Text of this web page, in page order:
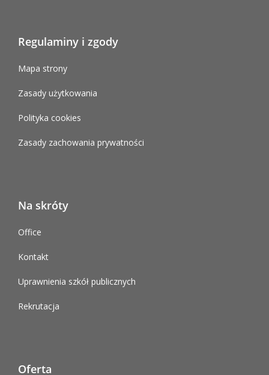
Regulaminy i zgody
Mapa strony
Zasady użytkowania
Polityka cookies
Zasady zachowania prywatności
Na skróty
Office
Kontakt
Uprawnienia szkół publicznych
Rekrutacja
Oferta